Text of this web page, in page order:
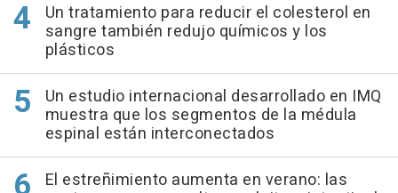
Un tratamiento para reducir el colesterol en
sangre también redujo químicos y los
plásticos
Un estudio internacional desarrollado en IMQ
muestra que los segmentos de la médula
espinal están interconectados
El estreñimiento aumenta en verano: las